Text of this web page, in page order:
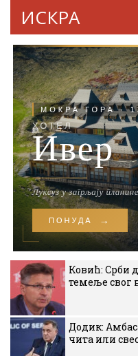
ИСКРА
Ковић: Срби
темеље свог
Додик:
чита или